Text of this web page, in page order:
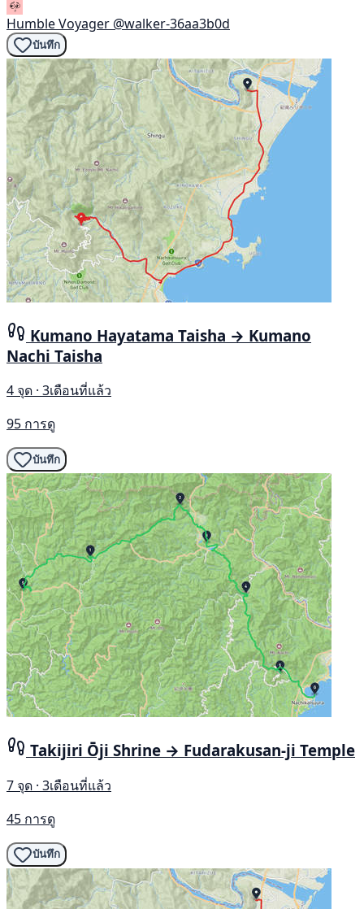
Humble Voyager @walker-36aa3b0d
บันทึก
Kumano Hayatama Taisha → Kumano
Nachi Taisha
4 จุด · 3เดือนที่แล้ว
95 การดู
บันทึก
Takijiri Ōji Shrine → Fudarakusan-ji Temple
7 จุด · 3เดือนที่แล้ว
45 การดู
บันทึก